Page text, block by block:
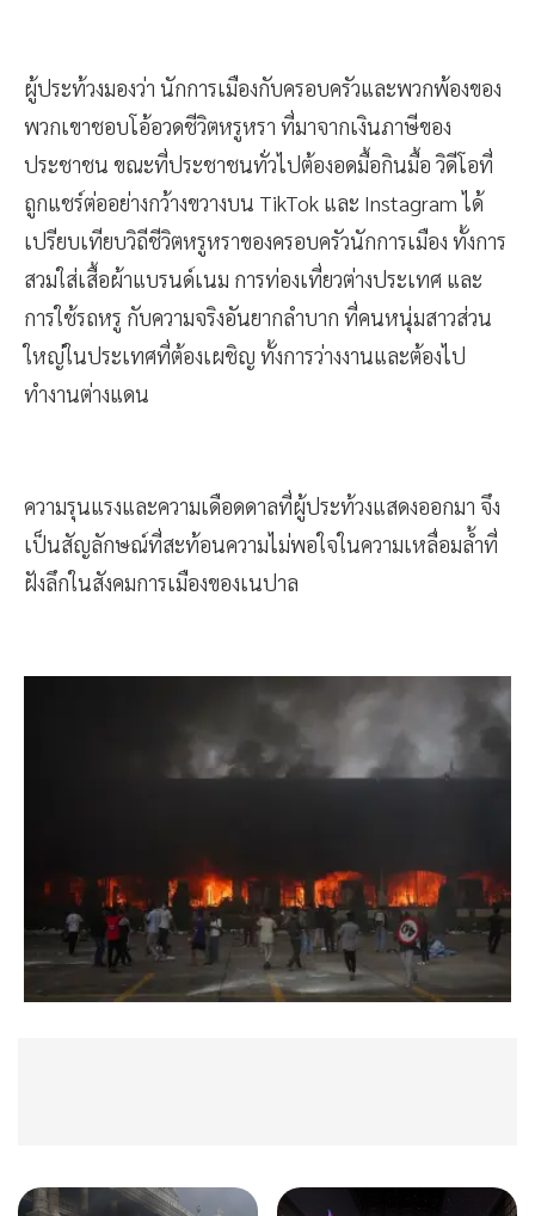
ผู้ประท้วงมองว่า นักการเมืองกับครอบครัวและพวกพ้องของ
พวกเขาชอบโอ้อวดชีวิตหรูหรา ที่มาจากเงินภาษีของ
ประชาชน ขณะที่ประชาชนทั่วไปต้องอดมื้อกินมื้อ วิดีโอที่
ถูกแชร์ต่ออย่างกว้างขวางบน TikTok และ Instagram ได้
เปรียบเทียบวิถีชีวิตหรูหราของครอบครัวนักการเมือง ทั้งการ
สวมใส่เสื้อผ้าแบรนด์เนม การท่องเที่ยวต่างประเทศ และ
การใช้รถหรู กับความจริงอันยากลำบาก ที่คนหนุ่มสาวส่วน
ใหญ่ในประเทศที่ต้องเผชิญ ทั้งการว่างงานและต้องไป
ทำงานต่างแดน
ความรุนแรงและความเดือดดาลที่ผู้ประท้วงแสดงออกมา จึง
เป็นสัญลักษณ์ที่สะท้อนความไม่พอใจในความเหลื่อมล้ำที่
ฝังลึกในสังคมการเมืองของเนปาล